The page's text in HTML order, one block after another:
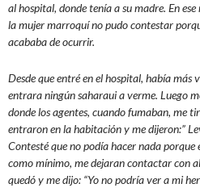
al hospital, donde tenía a su madre. En
la mujer marroquí no pudo contestar
acababa de ocurrir.
Desde que entré en el hospital, había más
entrara ningún saharaui a verme. Luego
donde los agentes, cuando fumaban, me
entraron en la habitación y me dijeron:”
Contesté que no podía hacer nada porque
como mínimo, me dejaran contactar con
quedó y me dijo: “Yo no podría ver a mi